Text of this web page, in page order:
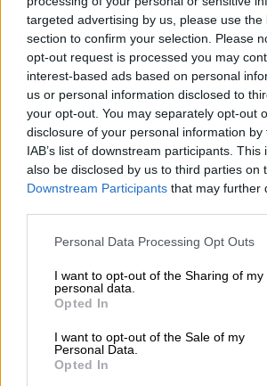
targeted advertising by us, please use the
section to confirm your selection. Please
opt-out request is processed you may
interest-based ads based on personal
us or personal information disclosed to
your opt-out. You may separately opt-out
disclosure of your personal information
IAB’s list of downstream participants.
also be disclosed by us to third parties on
Downstream Participants that may further
Please note that this website/app uses
not limited to your visit or usage
grant or deny consent to Google and its
use your data for below specified
consent section.
Personal Data Processing Opt Outs
I want to opt-out of the Sharing of my
personal data.
Opted In
I want to opt-out of the Sale of my
Personal Data.
Opted In
κιλά τους στη ζυγαριά.
View this post on